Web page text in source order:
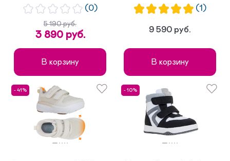
(0)
5 190 руб.
3 890 руб.
В корзину
(1)
9 590 руб.
В корзину
- 41% - 10%